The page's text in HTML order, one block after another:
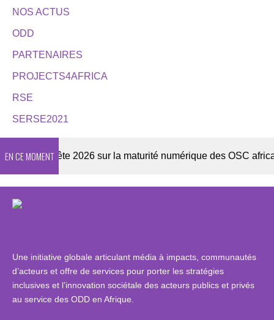
NOS ACTUS
ODD
PARTENAIRES
PROJECTS4AFRICA
RSE
SERSE2021
EN CE MOMENT
Enquête 2026 sur la maturité numérique des OSC africaines
Une initiative globale articulant média à impacts, communautés
d’acteurs et offre de services pour porter les stratégies
inclusives et l’innovation sociétale des acteurs publics et privés
au service des ODD en Afrique.